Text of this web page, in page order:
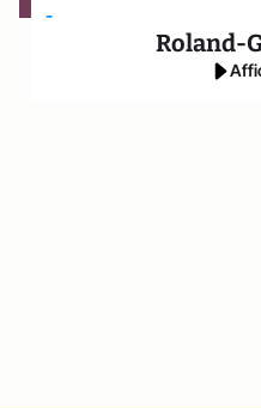
-
Roland-